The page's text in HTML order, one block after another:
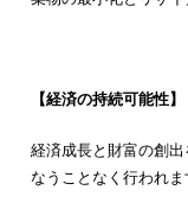
【経済の持続可能性】
経済成長と財富の創
なうことなく行われま